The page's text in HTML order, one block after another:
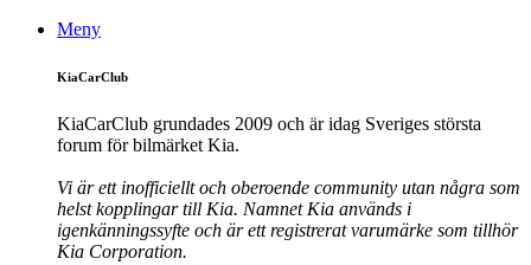
Meny
KiaCarClub
KiaCarClub grundades 2009 och är idag Sveriges största
forum för bilmärket Kia.
Vi är ett inofficiellt och oberoende community utan några som
helst kopplingar till Kia. Namnet Kia används i
igenkänningssyfte och är ett registrerat varumärke som tillhör
Kia Corporation.